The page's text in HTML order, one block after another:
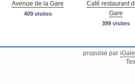
Avenue de la Gare
409 visites
Café restaurant
Gare
399 visites
propulsé par